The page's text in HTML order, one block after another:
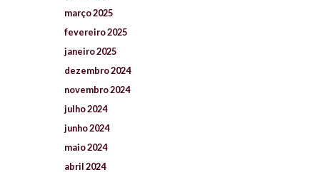
março2025
fevereiro2025
janeiro2025
dezembro2024
novembro2024
julho2024
junho2024
maio2024
abril2024